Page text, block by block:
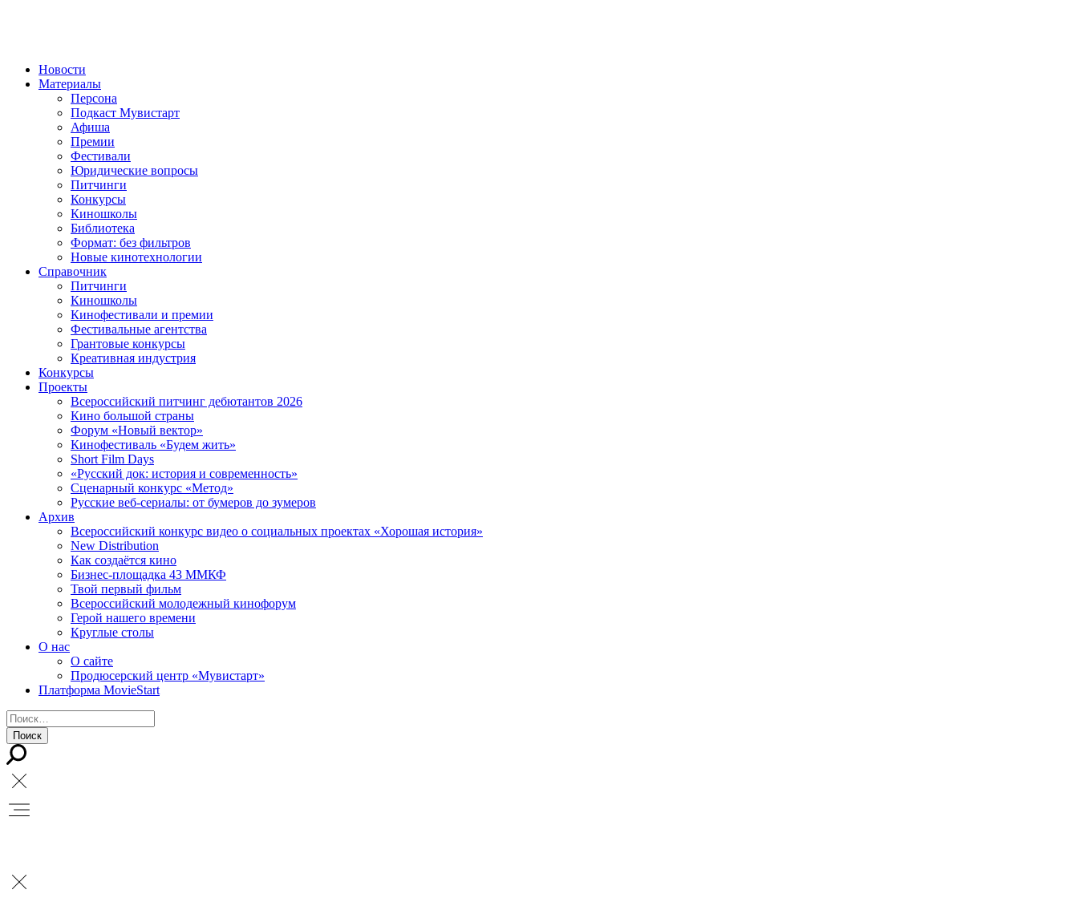
Новости
Материалы
Персона
Подкаст Мувистарт
Афиша
Премии
Фестивали
Юридические вопросы
Питчинги
Конкурсы
Киношколы
Библиотека
Формат: без фильтров
Новые кинотехнологии
Справочник
Питчинги
Киношколы
Кинофестивали и премии
Фестивальные агентства
Грантовые конкурсы
Креативная индустрия
Конкурсы
Проекты
Всероссийский питчинг дебютантов 2026
Кино большой страны
Форум «Новый вектор»
Кинофестиваль «Будем жить»
Short Film Days
«Русский док: история и современность»
Сценарный конкурс «Метод»
Русские веб-сериалы: от бумеров до зумеров
Архив
Всероссийский конкурс видео о социальных проектах «Хорошая история»
New Distribution
Как создаётся кино
Бизнес-площадка 43 ММКФ
Твой первый фильм
Всероссийский молодежный кинофорум
Герой нашего времени
Круглые столы
О нас
О сайте
Продюсерский центр «Мувистарт»
Платформа MovieStart